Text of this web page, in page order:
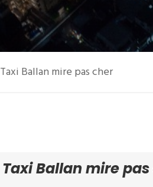
Taxi Ballan mire pas cher
Taxi Ballan mire